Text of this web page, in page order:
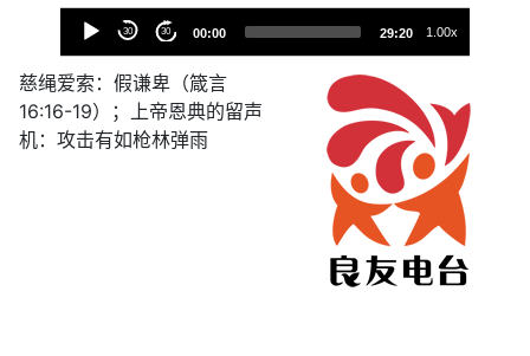
樂
播
放
器
30 30 00:00 29:20 1.00x
慈绳爱索：假谦卑（箴言
16:16-19）；上帝恩典的留声
机：攻击有如枪林弹雨